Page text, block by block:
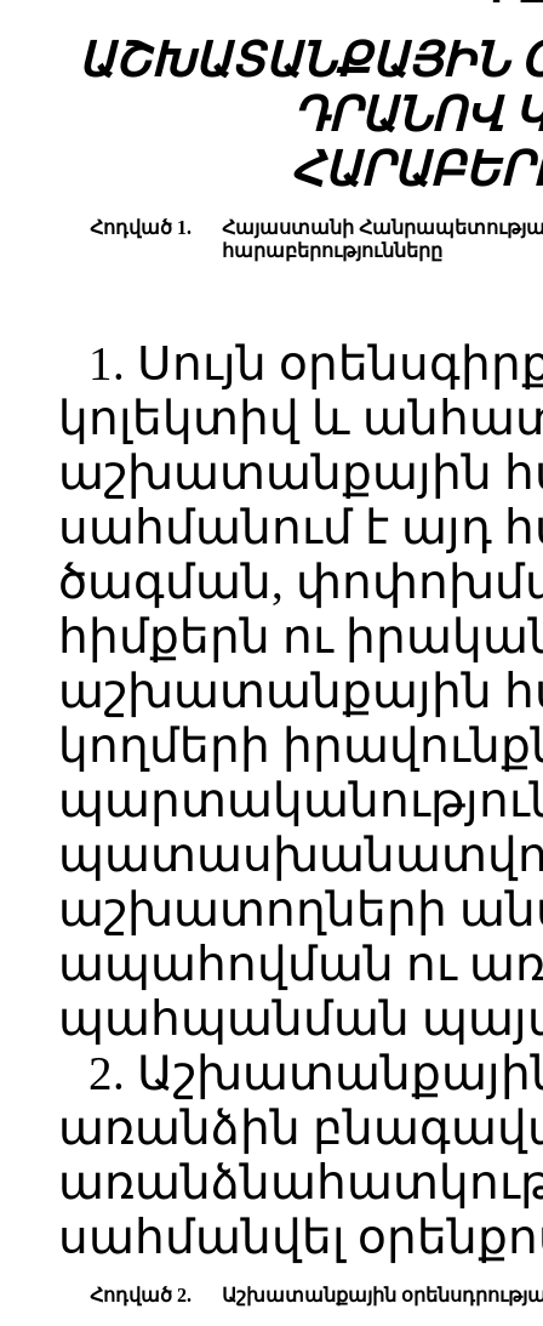
ԱՇԽԱՏԱՆՔԱՅԻՆ
ԴՐԱՆՈՎ
Հոդված 1.
Հայաստանի
հարաբերությունները
1. Սույն
կոլեկտիվ և
աշխատանքային
սահմանում է այդ
ծագման,
հիմքերն ու
աշխատանքային
կողմերի
աշխատողների
ապահովման ու
պահպանման
2.
առանձին
սահմանվել
Հոդված 2. Աշխատանքային